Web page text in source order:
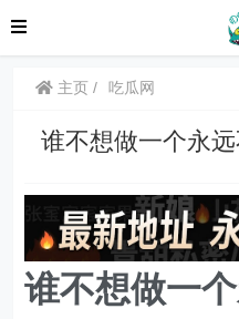
主页 吃瓜网
谁不想做一个永
谁不想做一